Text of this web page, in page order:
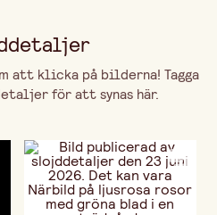
att klicka på bilderna! Tagga
för att synas här.